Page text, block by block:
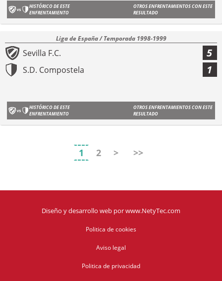
HISTÓRICO DE ESTE
ENFRENTAMIENTO
OTROS ENFRENTAMIENTOS CON ESTE
RESULTADO
Liga de España / Temporada 1998-1999
Sevilla F.C. 5
S.D. Compostela 1
HISTÓRICO DE ESTE
ENFRENTAMIENTO
OTROS ENFRENTAMIENTOS CON ESTE
RESULTADO
1 2 > >>
Diseño y desarrollo web porwww.NetyTec.com
Politica de cookies
Aviso legal
Politica de privacidad